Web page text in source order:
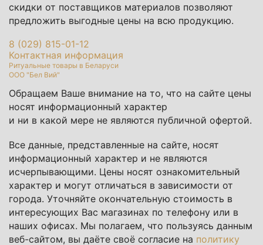
скидки от поставщиков материалов позволяют
предложить выгодные цены на всю продукцию.
8 (029) 815-01-12
Контактная информация
Ритуальные товары в Беларуси
ООО "Бел Вий"
Обращаем Ваше внимание на то, что на сайте цены
носят информационный характер
и ни в какой мере не являются публичной офертой.
Все данные, представленные на сайте, носят
информационный характер и не являются
исчерпывающими. Цены носят ознакомительный
характер и могут отличаться в зависимости от
города. Уточняйте окончательную стоимость в
интересующих Вас магазинах по телефону или в
наших офисах. Мы полагаем, что пользуясь данным
веб-сайтом, вы даёте своё согласие на политику